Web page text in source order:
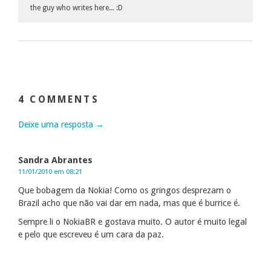
the guy who writes here... :D
4 COMMENTS
Deixe uma resposta →
Sandra Abrantes
11/01/2010 em 08:21
Que bobagem da Nokia! Como os gringos desprezam o
Brazil acho que não vai dar em nada, mas que é burrice é.
Sempre li o NokiaBR e gostava muito. O autor é muito legal
e pelo que escreveu é um cara da paz.